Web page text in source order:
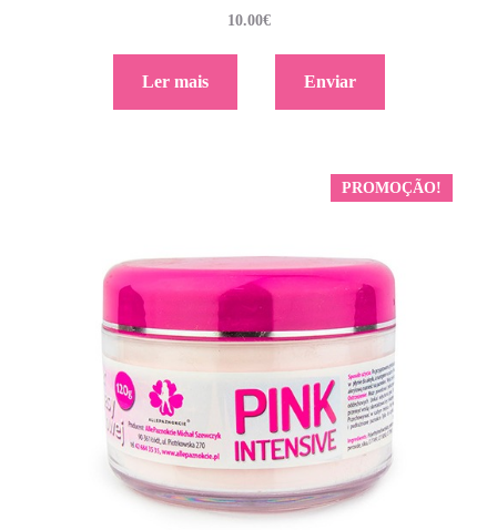
10.00€
Ler mais Enviar
PROMOÇÃO!